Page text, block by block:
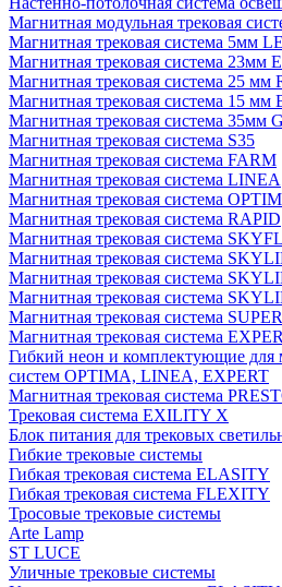
Магнитная модульная трековая
Магнитная трековая система 5мм
Магнитная трековая система 23мм
Магнитная трековая система 25
Магнитная трековая система 15 мм
Магнитная трековая система 35мм
Магнитная трековая система S35
Магнитная трековая система FARM
Магнитная трековая система LINEA
Магнитная трековая система
Магнитная трековая система RAPID
Магнитная трековая система
Магнитная трековая система
Магнитная трековая система
Магнитная трековая система
Магнитная трековая система
Магнитная трековая система
Гибкий неон и комплектующие для
систем OPTIMA, LINEA, EXPERT
Магнитная трековая система
Трековая система EXILITY X
Блок питания для трековых
Гибкие трековые системы
Гибкая трековая система ELASITY
Гибкая трековая система FLEXITY
Тросовые трековые системы
Arte Lamp
ST LUCE
Уличные трековые системы